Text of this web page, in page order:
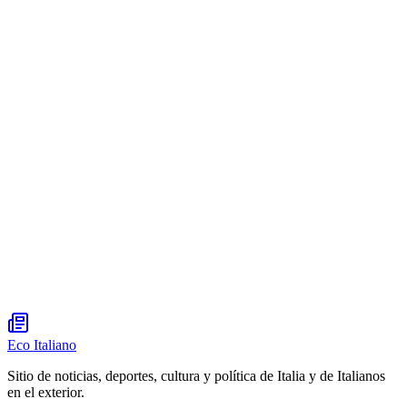
Eco Italiano
Sitio de noticias, deportes, cultura y política de Italia y de Italianos
en el exterior.